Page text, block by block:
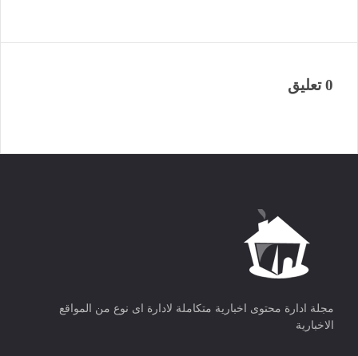
0 تعليق
مجلة ادارة محتوى اخبارية متكاملة لادارة اى نوع من المواقع
الاخبارية